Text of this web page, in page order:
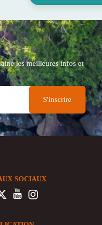
les meilleures infos et
SOCIAUX